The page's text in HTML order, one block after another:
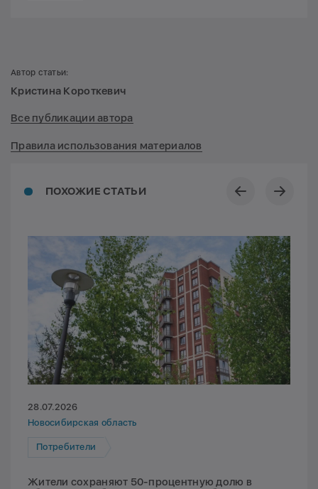
ПОХОЖИЕ СТАТЬИ
28.07.2026
Новосибирская область
Потребители
Жители сохраняют 50-процентную долю в
Автор статьи:
Кристина Короткевич
Все публикации автора
Правила использования материалов